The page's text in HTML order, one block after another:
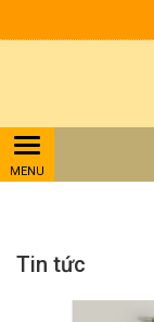
Tin tức